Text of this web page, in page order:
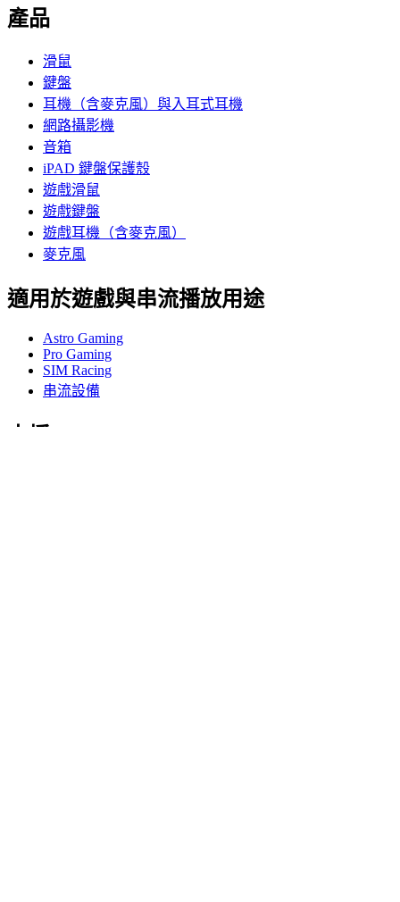
產品
滑鼠
鍵盤
耳機（含麥克風）與入耳式耳機
網路攝影機
音箱
iPAD 鍵盤保護殼
遊戲滑鼠
遊戲鍵盤
遊戲耳機（含麥克風）
麥克風
適用於遊戲與串流播放用途
Astro Gaming
Pro Gaming
SIM Racing
串流設備